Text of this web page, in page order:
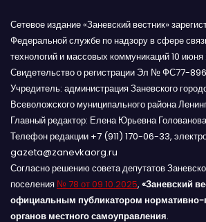
Сетевое издание «Заневский вестник»
Федеральной службе по надзору в сфере
технологий и массовых коммуникаций 10
Свидетельство о регистрации Эл № ФС77-
Учредитель: администрация Заневского
Всеволожского муниципального района
Главный редактор: Елена Юрьевна
Телефон редакции +7 (911) 170-06-33,
gazeta@zanevkaorg.ru
Согласно решению совета депутатов
поселения № 78 от 09.10.2025, «Заневский
официальным публикатором нормативно-
органов местного самоуправления.